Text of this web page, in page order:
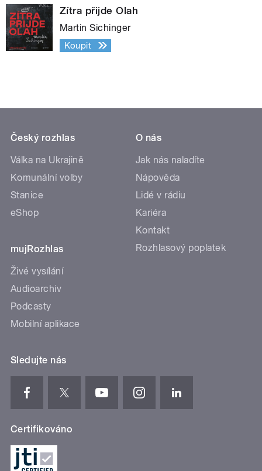
Zítra přijde Olah
Martin Sichinger
Koupit
Český rozhlas
Válka na Ukrajině
Komunální volby
Stanice
eShop
mujRozhlas
Živé vysílání
Audioarchiv
Podcasty
Mobilní aplikace
O nás
Jak nás naladíte
Nápověda
Lidé v rádiu
Kariéra
Kontakt
Rozhlasový poplatek
Sledujte nás
Certifikováno